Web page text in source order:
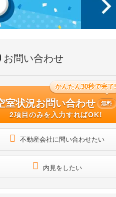
お問い合わせ
かんたん30秒で完了!
室状況お問い合わせ 無料
2項目のみを入力すればOK!
不動産会社に問い合わせたい
内見をしたい